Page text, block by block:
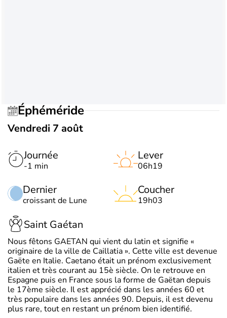
Éphéméride
Vendredi 7 août
Journée
-1 min
Dernier
croissant de Lune
Lever
06h19
Coucher
19h03
Saint Gaétan
Nous fêtons GAETAN qui vient du latin et signifie «
originaire de la ville de Caillatia ». Cette ville est devenue
Gaëte en Italie. Caetano était un prénom exclusivement
italien et très courant au 15è siècle. On le retrouve en
Espagne puis en France sous la forme de Gaëtan depuis
le 17ème siècle. Il est apprécié dans les années 60 et
très populaire dans les années 90. Depuis, il est devenu
plus rare, tout en restant un prénom bien identifié.